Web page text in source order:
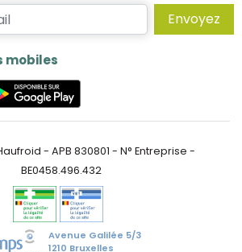
Envoyez
mobiles
- APB 830801 - N° Entreprise -
BE0458.496.432
Avenue Galilée 5/3
1210 Bruxelles